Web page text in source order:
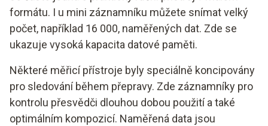
formátu. I u mini záznamníku můžete snímat velký
počet, například 16 000, naměřených dat. Zde se
ukazuje vysoká kapacita datové paměti.
Některé měřicí přístroje byly speciálně koncipovány
pro sledování během přepravy. Zde záznamníky pro
kontrolu přesvědči dlouhou dobou použití a také
optimálním kompozicí. Naměřená data jsou